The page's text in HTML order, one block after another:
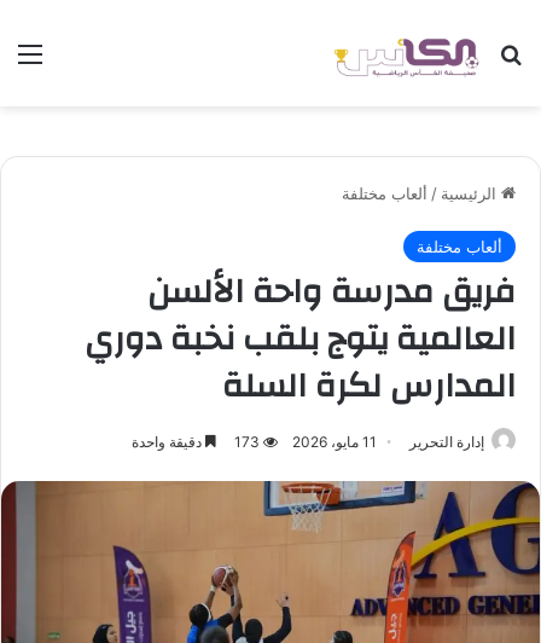
بحث عن
الرئيسية / ألعاب مختلفة
ألعاب مختلفة
فريق مدرسة واحة الألسن
العالمية يتوج بلقب نخبة دوري
المدارس لكرة السلة
إدارة التحرير 11 مايو، 2026 173 دقيقة واحدة